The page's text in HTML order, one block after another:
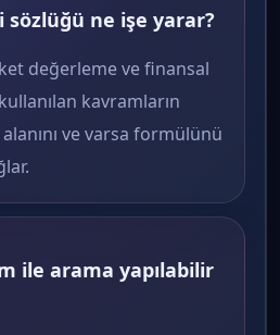
ne işe yarar?
değerleme ve finansal
kavramların
alanını ve varsa formülünü
ile arama yapılabilir